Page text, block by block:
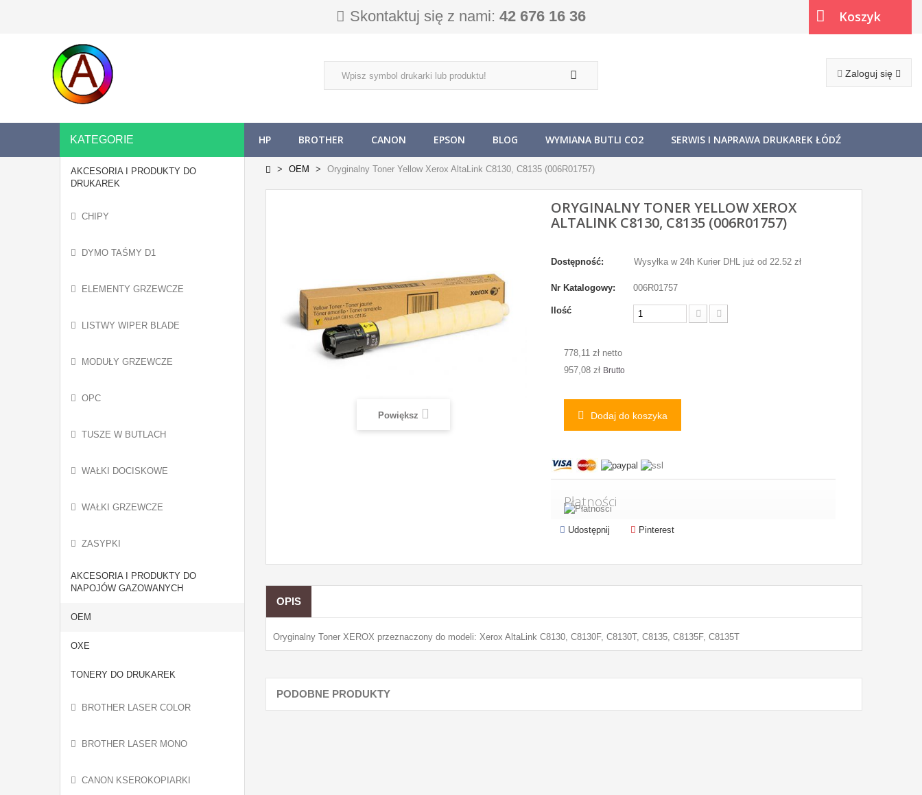
Skontaktuj się z nami: 42 676 16 36
Zaloguj się
Koszyk
KATEGORIE HP BROTHER CANON EPSON BLOG WYMIANA BUTLI CO2 SERWIS I NAPRAWA DRUKAREK ŁÓDŹ
AKCESORIA I PRODUKTY DO
DRUKAREK
CHIPY
DYMO TAŚMY D1
ELEMENTY GRZEWCZE
LISTWY WIPER BLADE
MODUŁY GRZEWCZE
OPC
TUSZE W BUTLACH
WAŁKI DOCISKOWE
WAŁKI GRZEWCZE
ZASYPKI
AKCESORIA I PRODUKTY DO
NAPOJÓW GAZOWANYCH
OEM
OXE
TONERY DO DRUKAREK
BROTHER LASER COLOR
BROTHER LASER MONO
CANON KSEROKOPIARKI
OEM Oryginalny Toner Yellow Xerox AltaLink C8130, C8135 (006R01757)
Powiększ
ORYGINALNY TONER YELLOW XEROX
ALTALINK C8130, C8135 (006R01757)
Dostępność: Wysyłka w 24h Kurier DHL już od 22.52 zł
Nr Katalogowy: 006R01757
Ilość
778,11 zł netto
957,08 zł Brutto
Dodaj do koszyka
Płatności
Udostępnij Pinterest
OPIS
Oryginalny Toner XEROX przeznaczony do modeli: Xerox AltaLink C8130, C8130F, C8130T, C8135, C8135F, C8135T
PODOBNE PRODUKTY